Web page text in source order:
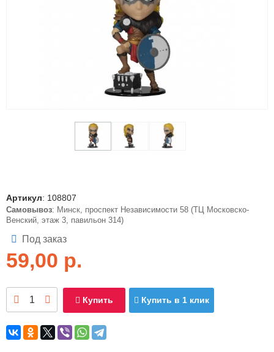
Артикул: 108807
Самовывоз: Минск, проспект Независимости 58 (ТЦ Московско-
Венский, этаж 3, павильон 314)
Под заказ
59,00 р.
Купить Купить в 1 клик